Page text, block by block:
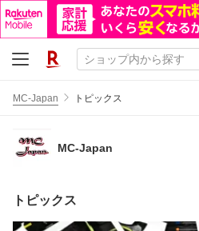
MC-Japan トピックス
MC-Japan
トピックス